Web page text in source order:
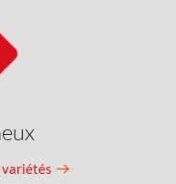
variétés